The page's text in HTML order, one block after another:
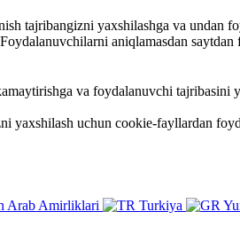
tajribangizni yaxshilashga va
aniqlamasdan
va foydalanuvchi tajribasini
yaxshilash uchun cookie-fayllardan
Arab Amirliklari Turkiya